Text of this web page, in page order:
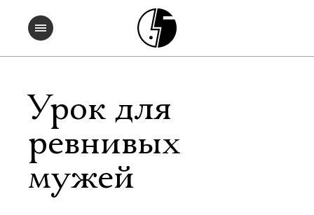
Урок для
ревнивых
мужей